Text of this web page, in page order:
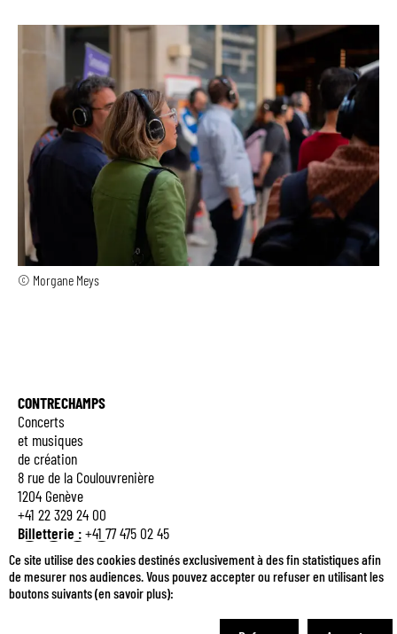
Ce site utilise des cookies destinés exclusivement à des fin statistiques afin
de mesurer nos audiences. Vous pouvez accepter ou refuser en utilisant les
boutons suivants (en savoir plus):
© Morgane Meys
CONTRECHAMPS
Concerts
et musiques
de création
8 rue de la Coulouvrenière
1204 Genève
+41 22 329 24 00
Billetterie :+41 77 475 02 45
QEMB
Je m'inscris à la newsletter